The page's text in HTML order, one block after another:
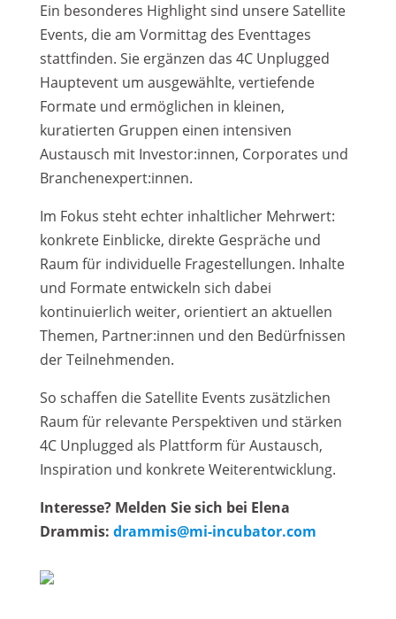
Ein besonderes Highlight sind unsere Satellite
Events, die am Vormittag des Eventtages
stattfinden. Sie ergänzen das 4C Unplugged
Hauptevent um ausgewählte, vertiefende
Formate und ermöglichen in kleinen,
kuratierten Gruppen einen intensiven
Austausch mit Investor:innen, Corporates und
Branchenexpert:innen.
Im Fokus steht echter inhaltlicher Mehrwert:
konkrete Einblicke, direkte Gespräche und
Raum für individuelle Fragestellungen. Inhalte
und Formate entwickeln sich dabei
kontinuierlich weiter, orientiert an aktuellen
Themen, Partner:innen und den Bedürfnissen
der Teilnehmenden.
So schaffen die Satellite Events zusätzlichen
Raum für relevante Perspektiven und stärken
4C Unplugged als Plattform für Austausch,
Inspiration und konkrete Weiterentwicklung.
Interesse? Melden Sie sich bei Elena
Drammis: drammis@mi-incubator.com